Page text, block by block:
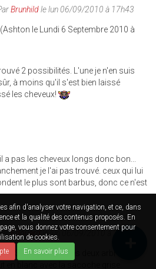
afin d'analyser votre navigation, et ce, dans
et la qualité des contenus proposés. En
vous donnez votre consentement pour
de cookies.
En savoir plus
Brunhildle lun 06/09/2010 à 17h43
(Ashton le Lundi 6 Septembre 2010 à
2 possibilités. L'une je n'en suis
à moins qu'il s'est bien laissé
les cheveux!
a pas les cheveux longs donc bon...
je l'ai pas trouvé. ceux qui lui
le plus sont barbus, donc ce n'est
Edouardle lun 06/09/2010 à 20h05
Senki est entre les deux arbres à